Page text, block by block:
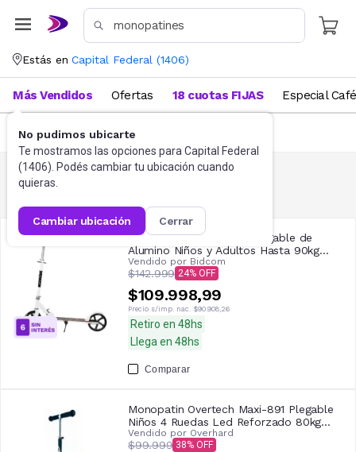
Estás en Capital Federal (1406)
No pudimos ubicarte
Te mostramos las opciones para Capital Federal
(1406). Podés cambiar tu ubicación cuando
quieras.
cambiar ubicación cerrar
Más Vendidos Ofertas 18 cuotas FIJAS Especial Café
Monopatín Gadnic City Plegable de
Alumino Niños y Adultos Hasta 90kg
Ruedas 200mm , Blanco
Vendido por Bidcom
$142.999 24
$109.998,99
Precio s/imp. nac. $90.908,26
Retiro en 48hs
Llega en 48hs
Comparar
Monopatin Overtech Maxi-891 Plegable
Niños 4 Ruedas Led Reforzado 80kg
Negro WT-71
Vendido por Overhard
$99.999 38